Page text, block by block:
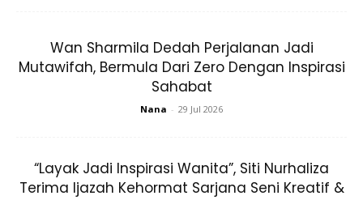
Ads
5.Meningkatkan sirkulasi darah.
Wan Sharmila Dedah Perjalanan Jadi
Mutawifah, Bermula Dari Zero Dengan Inspirasi
Sahabat
Nana - 29 Jul 2026
“Layak Jadi Inspirasi Wanita”, Siti Nurhaliza
Terima Ijazah Kehormat Sarjana Seni Kreatif &